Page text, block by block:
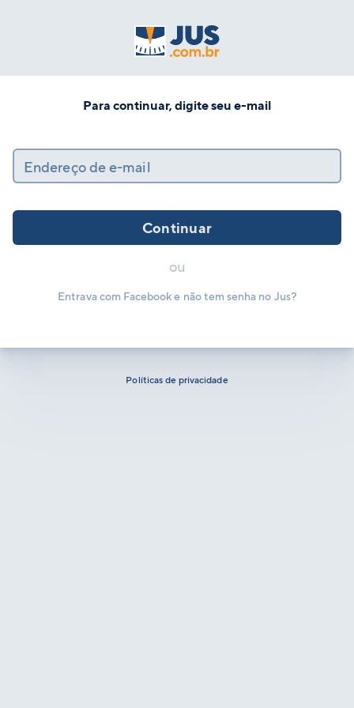
Para continuar, digite seu e-mail
Endereço de e-mail
Continuar
ou
Entrava com Facebook e não tem senha no Jus?
Políticas de privacidade